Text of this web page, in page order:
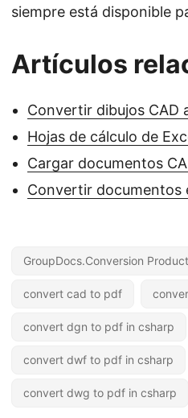
siempre está disponible
Artículos
Convertir dibujos CAD
Hojas de cálculo de
Cargar documentos
Convertir documentos
GroupDocs.Conversion
convert cad to pdf
convert dgn to pdf in csharp
convert dwf to pdf in csharp
convert dwg to pdf in csharp